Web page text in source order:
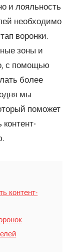
и лояльность
необходимо
воронки.
зоны и
с помощью
более
мы
поможет
контент-